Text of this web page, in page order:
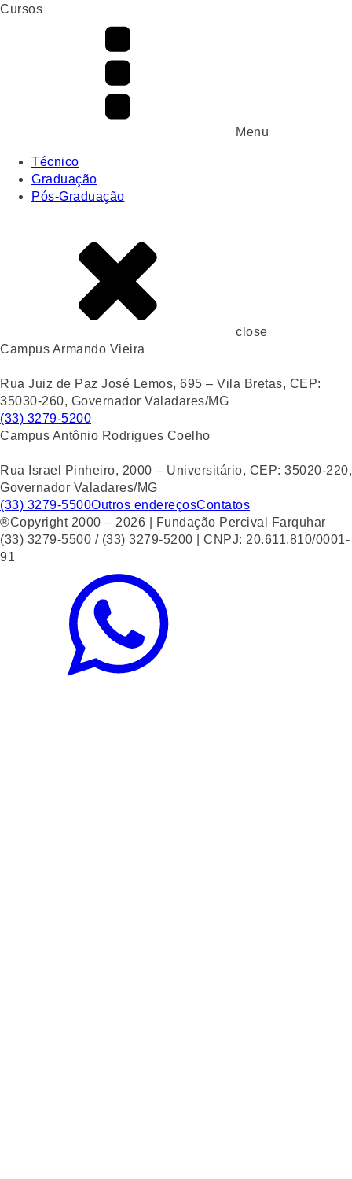
Cursos
Menu
Técnico
Graduação
Pós-Graduação
close
Campus Armando Vieira
Rua Juiz de Paz José Lemos, 695 – Vila Bretas, CEP:
35030-260, Governador Valadares/MG
(33) 3279-5200
Campus Antônio Rodrigues Coelho
Rua Israel Pinheiro, 2000 – Universitário, CEP: 35020-220,
Governador Valadares/MG
(33) 3279-5500Outros endereçosContatos
®Copyright 2000 – 2026 | Fundação Percival Farquhar
(33) 3279-5500 / (33) 3279-5200 | CNPJ: 20.611.810/0001-
91